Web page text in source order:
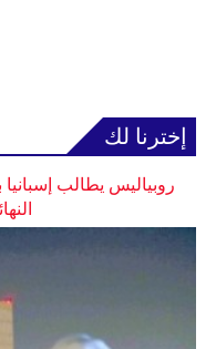
إخترنا لك
روبياليس يطالب